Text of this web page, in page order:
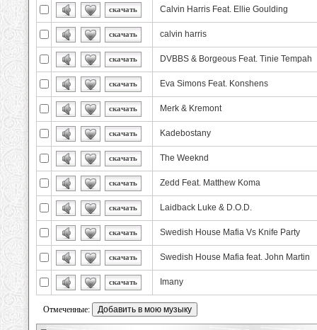
скачать Calvin Harris Feat. Ellie Goulding
скачать calvin harris
скачать DVBBS & Borgeous Feat. Tinie Tempah
скачать Eva Simons Feat. Konshens
скачать Merk & Kremont
скачать Kadebostany
скачать The Weeknd
скачать Zedd Feat. Matthew Koma
скачать Laidback Luke & D.O.D.
скачать Swedish House Mafia Vs Knife Party
скачать Swedish House Mafia feat. John Martin
скачать Imany
Отмеченные: